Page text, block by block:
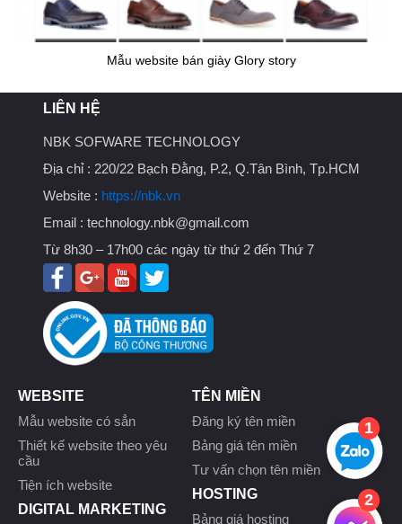
Mẫu website bán giày Glory story
LIÊN HỆ
NBK SOFWARE TECHNOLOGY
Địa chỉ : 220/22 Bạch Đằng, P.2, Q.Tân Bình, Tp.HCM
Website : https://nbk.vn
Email : technology.nbk@gmail.com
Từ 8h30 – 17h00 các ngày từ thứ 2 đến Thứ 7
WEBSITE
Mẫu website có sẳn
Thiết kế website theo yêu
cầu
Tiện ích website
DIGITAL MARKETING
TÊN MIỀN
Đăng ký tên miền
Bảng giá tên miền
Tư vấn chọn tên miền
HOSTING
Bảng giá hosting
1
2